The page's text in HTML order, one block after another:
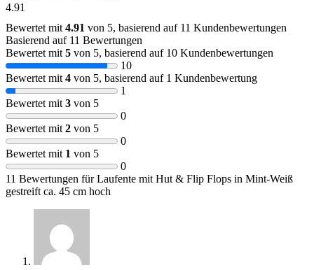
4.91
Bewertet mit 4.91 von 5, basierend auf 11 Kundenbewertungen
Basierend auf 11 Bewertungen
Bewertet mit 5 von 5, basierend auf 10 Kundenbewertungen
10
Bewertet mit 4 von 5, basierend auf 1 Kundenbewertung
1
Bewertet mit 3 von 5
0
Bewertet mit 2 von 5
0
Bewertet mit 1 von 5
0
11 Bewertungen fürLaufente mit Hut & Flip Flops in Mint-Weiß
gestreift ca. 45 cm hoch